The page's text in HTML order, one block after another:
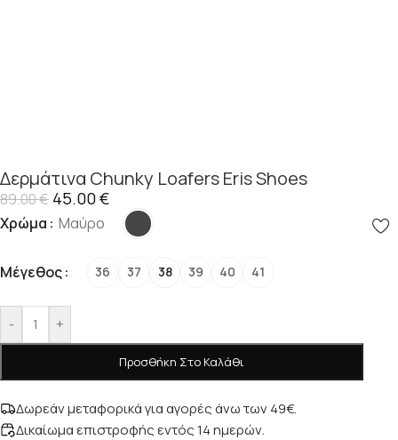
Δερμάτινα Chunky Loafers Eris Shoes
89.00€ 45.00€
Χρώμα Μαύρο
Μέγεθος 36 37 38 39 40 41
- +
Προσθήκη Στο Καλάθι
Δωρεάν μεταφορικά για αγορές άνω των 49€.
Δικαίωμα επιστροφής εντός 14 ημερών.